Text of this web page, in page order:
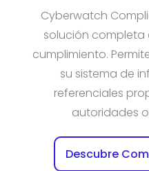
Cyberwatch
solución completa
cumplimiento.
su sistema de
referenciales
autoridades
Descubre